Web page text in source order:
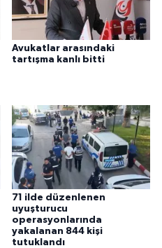
Avukatlar arasındaki
tartışma kanlı bitti
71 ilde düzenlenen
uyuşturucu
operasyonlarında
yakalanan 844 kişi
tutuklandı